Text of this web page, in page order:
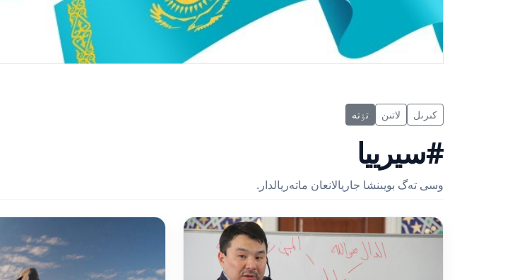
كىرىل لاتىن تٶتە
#سيرييا
وسى تەگ بويىنشا جاريالانعان ماتەريالدار.